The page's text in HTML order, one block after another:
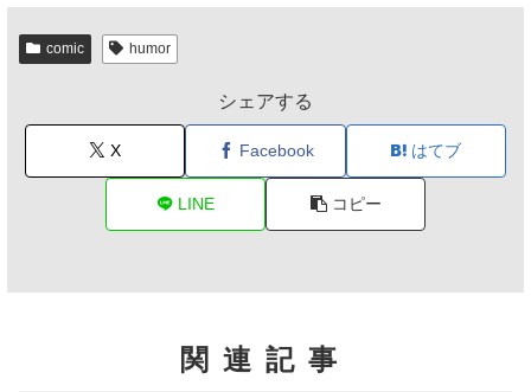
comic humor
シェアする
X Facebook はてブ
LINE コピー
関連記事